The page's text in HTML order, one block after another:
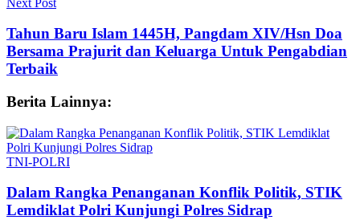
Tahun Baru Islam 1445H, Pangdam XIV/Hsn Doa
Bersama Prajurit dan Keluarga Untuk Pengabdian
Terbaik
Berita Lainnya:
TNI-POLRI
Dalam Rangka Penanganan Konflik Politik, STIK
Lemdiklat Polri Kunjungi Polres Sidrap